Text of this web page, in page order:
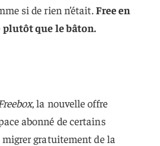
si de rien n’était.Free en
plutôt que le bâton.
, la nouvelle offre
abonné de certains
gratuitement de la